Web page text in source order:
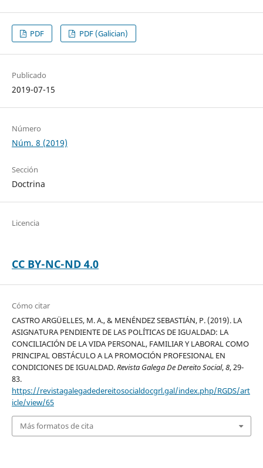
PDF PDF (Galician)
Publicado
2019-07-15
Número
Núm. 8 (2019)
Sección
Doctrina
Licencia
CC BY-NC-ND 4.0
Cómo citar
CASTRO ARGÜELLES, M. A., & MENÉNDEZ SEBASTIÁN, P. (2019). LA
ASIGNATURA PENDIENTE DE LAS POLÍTICAS DE IGUALDAD: LA
CONCILIACIÓN DE LA VIDA PERSONAL, FAMILIAR Y LABORAL COMO
PRINCIPAL OBSTÁCULO A LA PROMOCIÓN PROFESIONAL EN
CONDICIONES DE IGUALDAD.Revista Galega De Dereito Social,8, 29-
83.
https://revistagalegadedereitosocialdocgrl.gal/index.php/RGDS/art
icle/view/65
Más formatos de cita